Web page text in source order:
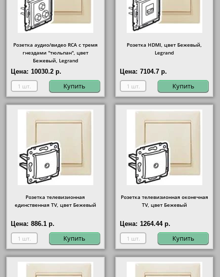
Розетка аудио/видео RCA с тремя
гнездами "тюльпан", цвет
Бежевый, Legrand
Цена: 10030.2 р.
Купить
Розетка HDMI, цвет Бежевый,
Legrand
Цена: 7104.7 р.
Купить
Розетка телевизионная
единственная ТV, цвет Бежевый
Цена: 886.1 р.
Купить
Розетка телевизионная оконечная
ТV, цвет Бежевый
Цена: 1264.44 р.
Купить